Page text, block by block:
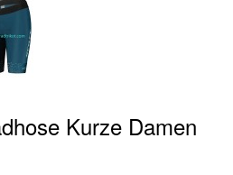
Kurze Damen